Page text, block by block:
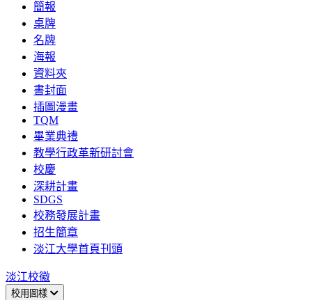
簡報
桌牌
名牌
海報
資料夾
書封面
插圖漫畫
TQM
畢業典禮
教學行政革新研討會
校慶
深耕計畫
SDGS
校務發展計畫
招生簡章
淡江大學首頁刊頭
淡江校徽
校用圖樣